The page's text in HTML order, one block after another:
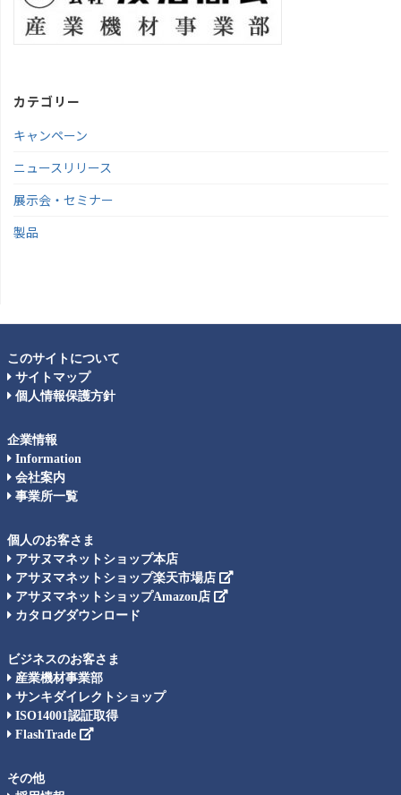
カテゴリー
キャンペーン
ニュースリリース
展示会・セミナー
製品
このサイトについて
サイトマップ
個人情報保護方針
企業情報
Information
会社案内
事業所一覧
個人のお客さま
アサヌマネットショップ本店
アサヌマネットショップ楽天市場店
アサヌマネットショップAmazon店
カタログダウンロード
ビジネスのお客さま
産業機材事業部
サンキダイレクトショップ
ISO14001認証取得
FlashTrade
その他